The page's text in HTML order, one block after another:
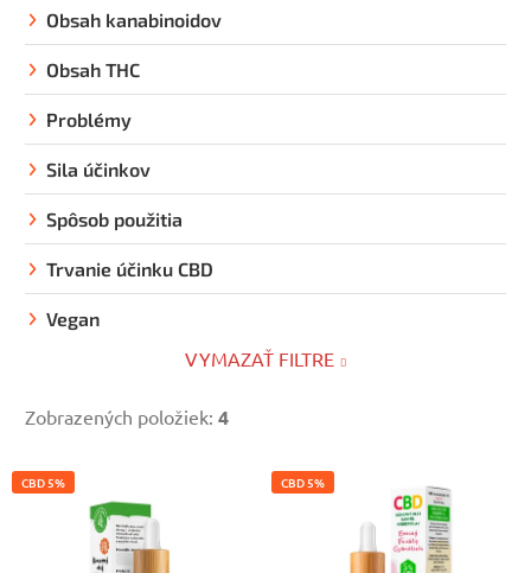
Obsah kanabinoidov
Obsah THC
Problémy
Sila účinkov
Spôsob použitia
Trvanie účinku CBD
Vegan
VYMAZAŤ FILTRE
Zobrazených položiek: 4
V
ý
CBD 5% CBD 5%